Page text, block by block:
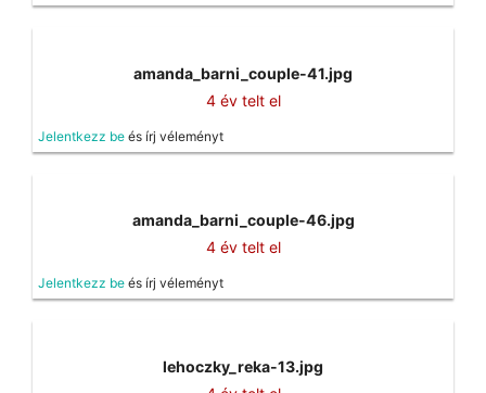
amanda_barni_couple-41.jpg
4 év telt el
Jelentkezz be és írj véleményt
amanda_barni_couple-46.jpg
4 év telt el
Jelentkezz be és írj véleményt
lehoczky_reka-13.jpg